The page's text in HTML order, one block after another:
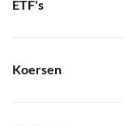
ETF's
Koersen